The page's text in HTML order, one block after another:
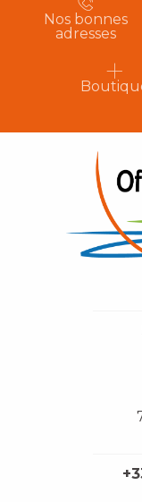
Nos bonnes
adresses